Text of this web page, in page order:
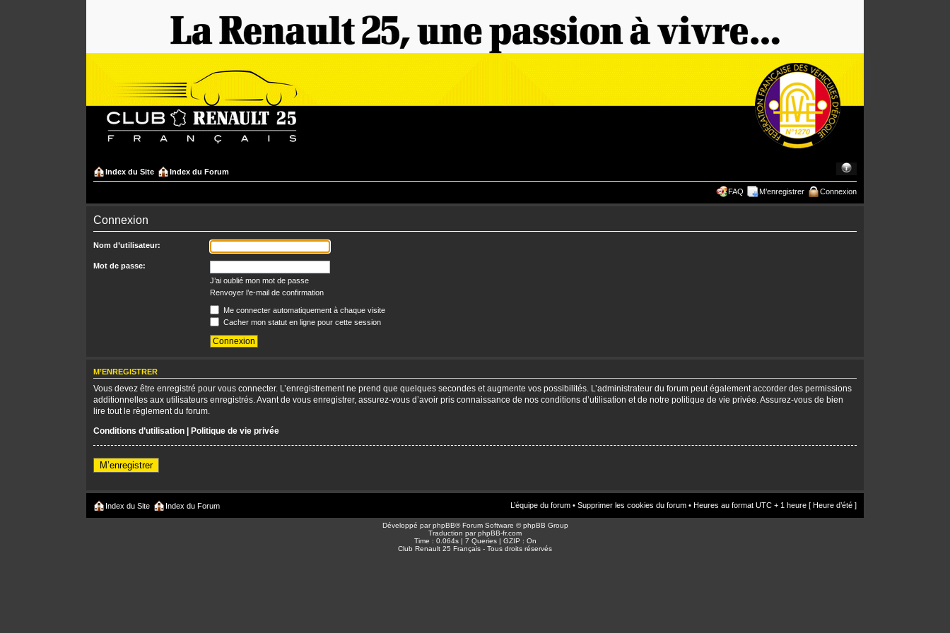
Index du Site Index du Forum
FAQ M’enregistrer Connexion
Connexion
Nom d’utilisateur:
Mot de passe:
J’ai oublié mon mot de passe
Renvoyer l’e-mail de confirmation
Me connecter automatiquement à chaque visite
Cacher mon statut en ligne pour cette session
M’ENREGISTRER
Vous devez être enregistré pour vous connecter. L’enregistrement ne prend que quelques secondes et augmente vos possibilités. L’administrateur du forum peut également accorder des permissions
additionnelles aux utilisateurs enregistrés. Avant de vous enregistrer, assurez-vous d’avoir pris connaissance de nos conditions d’utilisation et de notre politique de vie privée. Assurez-vous de bien
lire tout le règlement du forum.
Conditions d’utilisation | Politique de vie privée
M’enregistrer
Index du Site Index du Forum L’équipe du forum • Supprimer les cookies du forum • Heures au format UTC + 1 heure [ Heure d’été ]
Développé parphpBB® Forum Software © phpBB Group
Traduction parphpBB-fr.com
Time : 0.064s | 7 Queries | GZIP : On
Club Renault 25 Français - Tous droits réservés